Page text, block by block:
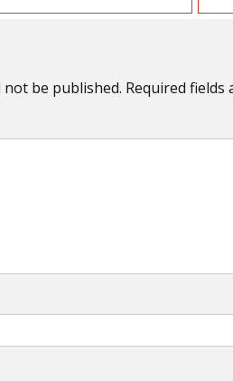
not be published. Required